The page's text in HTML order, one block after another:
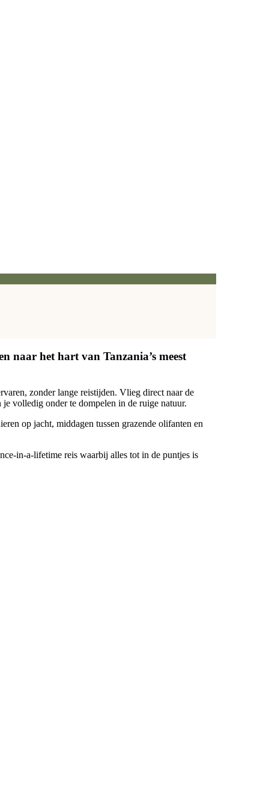
naar het hart van Tanzania’s meest
zonder lange reistijden. Vlieg direct naar de
volledig onder te dompelen in de ruige natuur.
op jacht, middagen tussen grazende olifanten en
in-a-lifetime reis waarbij alles tot in de puntjes is